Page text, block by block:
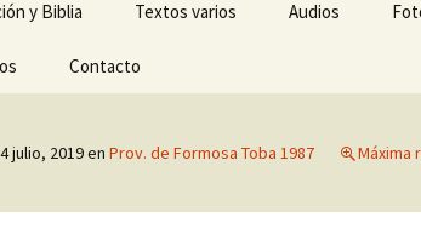
y Biblia Textos varios Audios
Contacto
julio, 2019en Prov. de Formosa Toba 1987 Máxima